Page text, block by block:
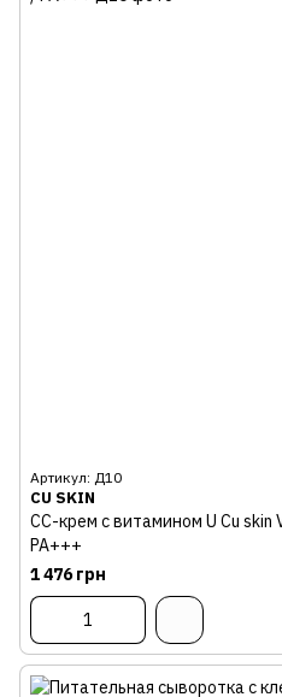
Артикул: Д10
CU SKIN
СС-крем с витамином U Cu skin
РА+++
1 476 грн